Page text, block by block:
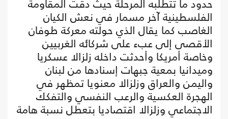
حدود ما تتطلبه المرحلة حيث دقت المقاومة
الفلسطينية آخر مسمار في نعش الكيان
الغاصب كما يقال الذي حولته معركة طوفان
الأقصى إلى عبء على شركائه الغربيين
وخاصة أمريكا وأحدثت داخله زلزالا عسكريا
وميدانيا بمعية جبهات إسنادها من لبنان
واليمن والعراق وزلزالا معنويا تمظهر في
الهجرة العكسية والرعب النفسي والتفكك
الاجتماعي وزلزالا اقتصاديا بتعطل نسبة هامة